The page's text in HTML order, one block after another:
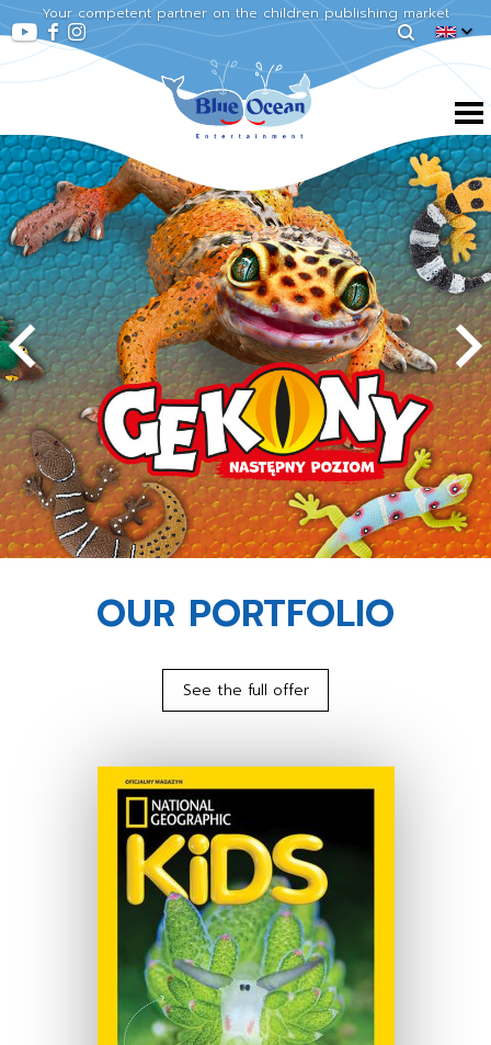
Your competent partner on the children publishing market
OUR PORTFOLIO
See the full offer